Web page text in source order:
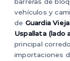
vehículos y
de Guardia
Uspallata (lado
principal
importaciones